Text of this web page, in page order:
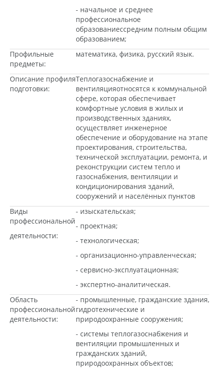
- начальное и среднее
профессиональное
образованиессредним полным общим
образованием;
Профильные
предметы:
математика, физика, русский язык.
Описание профиля
подготовки:
Теплогазоснабжение и
вентиляцияотносятся к коммунальной
сфере, которая обеспечивает
комфортные условия в жилых и
производственных зданиях,
осуществляет инженерное
обеспечение и оборудование на этапе
проектирования, строительства,
технической эксплуатации, ремонта, и
реконструкции систем тепло и
газоснабжения, вентиляции и
кондиционирования зданий,
сооружений и населённых пунктов
Виды
профессиональной
деятельности:
- изыскательская;
- проектная;
- технологическая;
- организационно-управленческая;
- сервисно-эксплуатационная;
- экспертно-аналитическая.
Область
профессиональной
деятельности:
- промышленные, гражданские здания,
гидротехнические и
природоохранные сооружения;
- системы теплогазоснабжения и
вентиляции промышленных и
гражданских зданий,
природоохранных объектов;